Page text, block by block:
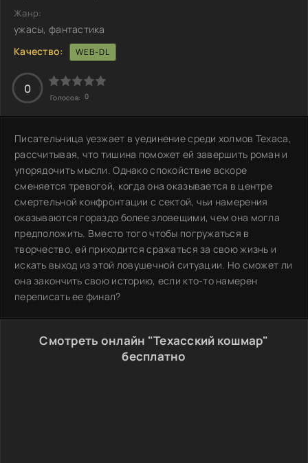
Жанр:
ужасы, фантастика
Качество:
WEB-DL
0
Голосов: 0
Писательница уезжает в уединение среди холмов Техаса,
рассчитывая, что тишина поможет ей завершить роман и
упорядочить мысли. Однако спокойствие вскоре
сменяется тревогой, когда она оказывается в центре
смертельной конфронтации с сектой, чьи намерения
оказываются гораздо более зловещими, чем она могла
предположить. Вместо того чтобы погружаться в
творчество, ей приходится сражаться за свою жизнь и
искать выход из этой ловушечной ситуации. Но сможет ли
она закончить свою историю, если кто-то намерен
переписать ее финал?
Смотреть онлайн "Техасский кошмар"
бесплатно